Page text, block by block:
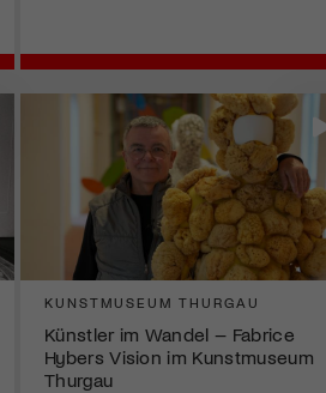
KUNSTMUSEUM THURGAU
Künstler im Wandel – Fabrice
Hybers Vision im Kunstmuseum
Thurgau